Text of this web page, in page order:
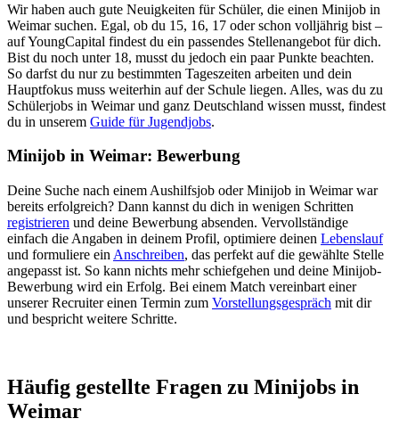
Wir haben auch gute Neuigkeiten für Schüler, die einen Minijob in
Weimar suchen. Egal, ob du 15, 16, 17 oder schon volljährig bist –
auf YoungCapital findest du ein passendes Stellenangebot für dich.
Bist du noch unter 18, musst du jedoch ein paar Punkte beachten.
So darfst du nur zu bestimmten Tageszeiten arbeiten und dein
Hauptfokus muss weiterhin auf der Schule liegen. Alles, was du zu
Schülerjobs in Weimar und ganz Deutschland wissen musst, findest
du in unserem Guide für Jugendjobs.
Minijob in Weimar: Bewerbung
Deine Suche nach einem Aushilfsjob oder Minijob in Weimar war
bereits erfolgreich? Dann kannst du dich in wenigen Schritten
registrieren und deine Bewerbung absenden. Vervollständige
einfach die Angaben in deinem Profil, optimiere deinen Lebenslauf
und formuliere ein Anschreiben, das perfekt auf die gewählte Stelle
angepasst ist. So kann nichts mehr schiefgehen und deine Minijob-
Bewerbung wird ein Erfolg. Bei einem Match vereinbart einer
unserer Recruiter einen Termin zum Vorstellungsgespräch mit dir
und bespricht weitere Schritte.
Häufig gestellte Fragen zu Minijobs in
Weimar